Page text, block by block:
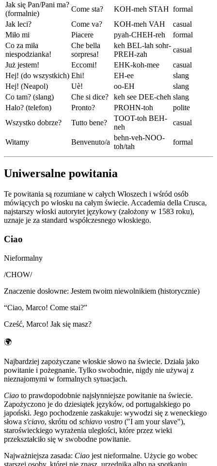
Jak się Pan/Pani ma?
(formalnie)
Come sta? KOH-meh STAH formal
Jak leci?
Come va? KOH-meh VAH
casual
Miło mi
Piacere pyah-CHEH-reh
formal
Co za miła
niespodzianka!
Che bella
sorpresa!
keh BEL-lah sohr-
PREH-zah
casual
Już jestem!
Eccomi! EHK-koh-mee
casual
Hej! (do wszystkich) Ehi! EH-ee
slang
Hej! (Neapol)
Uè! oo-EH
slang
Co tam? (slang)
Che si dice? keh see DEE-cheh slang
Halo? (telefon)
Pronto? PROHN-toh
polite
Wszystko dobrze?
Tutto bene?
TOOT-toh BEH-
neh
casual
Witamy Benvenuto/a
behn-veh-NOO-
toh/tah
formal
Uniwersalne powitania
Te powitania są rozumiane w całych Włoszech i wśród osób
mówiących po włosku na całym świecie. Accademia della Crusca,
najstarszy włoski autorytet językowy (założony w 1583 roku),
uznaje je za standard współczesnego włoskiego.
Ciao
Nieformalny
/CHOW/
Znaczenie dosłowne: Jestem twoim niewolnikiem (historycznie)
“Ciao, Marco! Come stai?”
Cześć, Marco! Jak się masz?
🌍
Najbardziej zapożyczane włoskie słowo na świecie. Działa jako
powitanie i pożegnanie. Tylko swobodnie, nigdy nie używaj z
nieznajomymi w formalnych sytuacjach.
Ciao to prawdopodobnie najsłynniejsze powitanie na świecie.
Zapożyczono je do dziesiątek języków, od portugalskiego po
japoński. Jego pochodzenie zaskakuje: wywodzi się z weneckiego
słowa s'ciavo, skrótu od schiavo vostro ("I am your slave"),
staroświeckiego wyrażenia uległości, które przez wieki
przekształciło się w swobodne powitanie.
Najważniejsza zasada: Ciao jest nieformalne. Użycie go wobec
starszej osoby, której nie znasz, urzędnika albo na spotkaniu